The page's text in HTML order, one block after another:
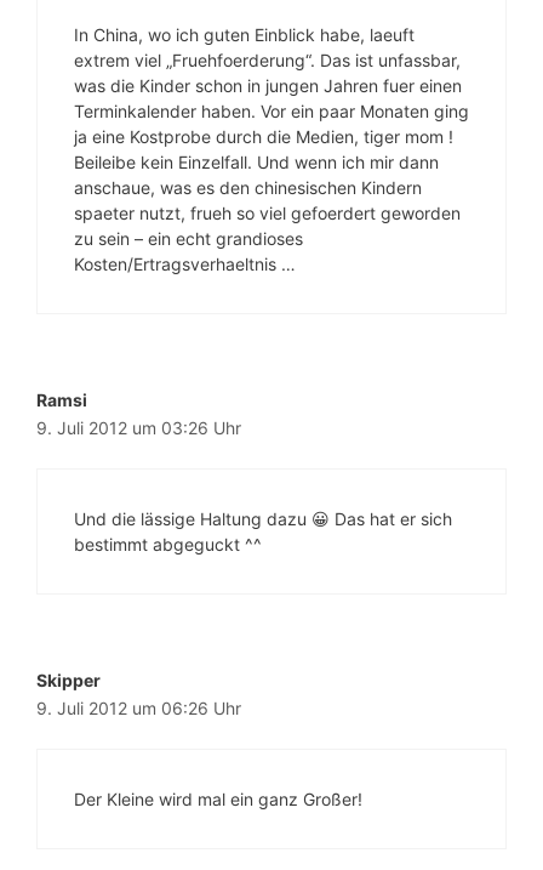
In China, wo ich guten Einblick habe, laeuft
extrem viel „Fruehfoerderung“. Das ist unfassbar,
was die Kinder schon in jungen Jahren fuer einen
Terminkalender haben. Vor ein paar Monaten ging
ja eine Kostprobe durch die Medien, tiger mom !
Beileibe kein Einzelfall. Und wenn ich mir dann
anschaue, was es den chinesischen Kindern
spaeter nutzt, frueh so viel gefoerdert geworden
zu sein – ein echt grandioses
Kosten/Ertragsverhaeltnis …
Ramsi
9. Juli 2012 um 03:26 Uhr
Und die lässige Haltung dazu 😀 Das hat er sich
bestimmt abgeguckt ^^
Skipper
9. Juli 2012 um 06:26 Uhr
Der Kleine wird mal ein ganz Großer!